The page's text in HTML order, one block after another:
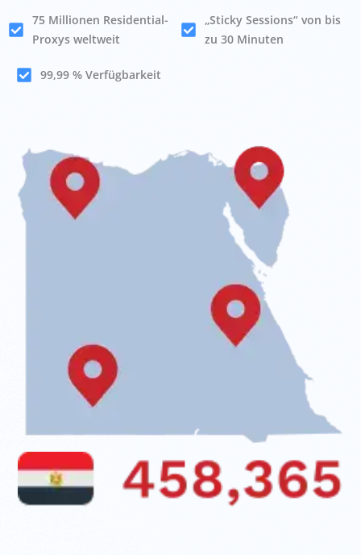
75 Millionen Residential-
Proxys weltweit
„Sticky Sessions“ von bis
zu 30 Minuten
99,99 % Verfügbarkeit